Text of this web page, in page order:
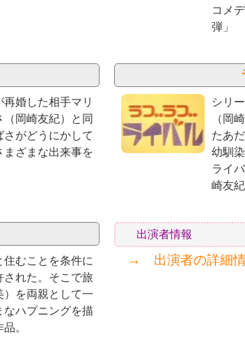
コメ
弾」
婚した相手マリ
（岡崎友紀）と同
さがどうにかして
まざまな出来事を
シリ
（岡
たあ
幼馴
ライ
崎友
住むことを条件に
された。そこで旅
を両親として一
ハプニングを描
。
出演者情報
→ 出演者の詳細情